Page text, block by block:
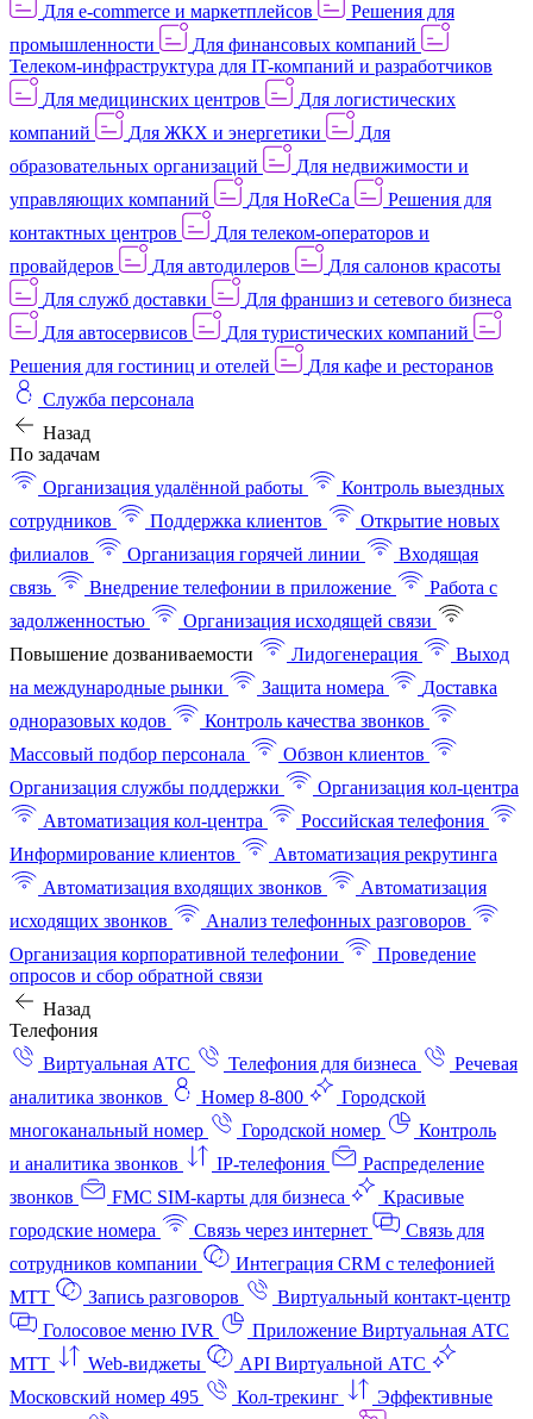
Для e-commerce и маркетплейсов
Решения для
промышленности
Для финансовых компаний
Телеком-инфраструктура для IT-компаний и разработчиков
Для медицинских центров
Для логистических
компаний
Для ЖКХ и энергетики
Для
образовательных организаций
Для недвижимости и
управляющих компаний
Для HoReCa
Решения для
контактных центров
Для телеком-операторов и
провайдеров
Для автодилеров
Для салонов красоты
Для служб доставки
Для франшиз и сетевого бизнеса
Для автосервисов
Для туристических компаний
Решения для гостиниц и отелей
Для кафе и ресторанов
Служба персонала
Назад
По задачам
Организация удалённой работы
Контроль выездных
сотрудников
Поддержка клиентов
Открытие новых
филиалов
Организация горячей линии
Входящая
связь
Внедрение телефонии в приложение
Работа с
задолженностью
Организация исходящей связи
Повышение дозваниваемости
Лидогенерация
Выход
на международные рынки
Защита номера
Доставка
одноразовых кодов
Контроль качества звонков
Массовый подбор персонала
Обзвон клиентов
Организация службы поддержки
Организация кол-центра
Автоматизация кол-центра
Российская телефония
Информирование клиентов
Автоматизация рекрутинга
Автоматизация входящих звонков
Автоматизация
исходящих звонков
Анализ телефонных разговоров
Организация корпоративной телефонии
Проведение
опросов и сбор обратной связи
Назад
Телефония
Виртуальная АТС
Телефония для бизнеса
Речевая
аналитика звонков
Номер 8-800
Городской
многоканальный номер
Городской номер
Контроль
и аналитика звонков
IP-телефония
Распределение
звонков
FMC SIM-карты для бизнеса
Красивые
городские номера
Связь через интернет
Связь для
сотрудников компании
Интеграция CRM с телефонией
МТТ
Запись разговоров
Виртуальный контакт‑центр
Голосовое меню IVR
Приложение Виртуальная АТС
МТТ
Web-виджеты
API Виртуальной АТС
Московский номер 495
Кол-трекинг
Эффективные